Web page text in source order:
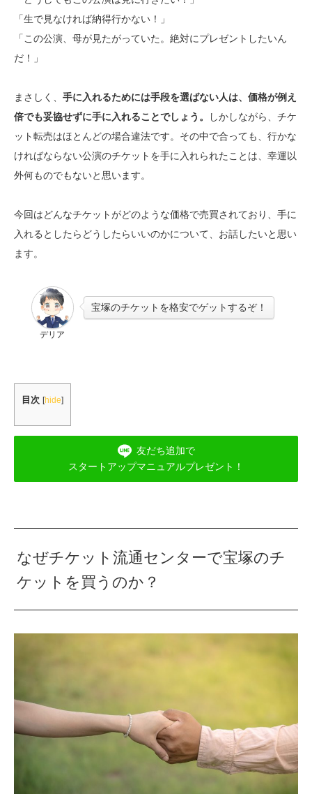
「生で見なければ納得行かない！」
「この公演、母が見たがっていた。絶対にプレゼントしたいん
だ！」
まさしく、 手に入れるためには手段を選ばない人は、価格が例え
倍でも妥協せずに手に入れることでしょう。
しかしながら、チケ
ット転売はほとんどの場合違法です。その中で合っても、行かな
ければならない公演のチケットを手に入れられたことは、幸運以
外何ものでもないと思います。
今回はどんなチケットがどのような価格で売買されており、手に
入れるとしたらどうしたらいいのかについて、お話したいと思い
ます。
デリア
宝塚のチケットを格安でゲットするぞ！
目次 [hide]
友だち追加で
スタートアップマニュアルプレゼント！
なぜチケット流通センターで宝塚のチ
ケットを買うのか？